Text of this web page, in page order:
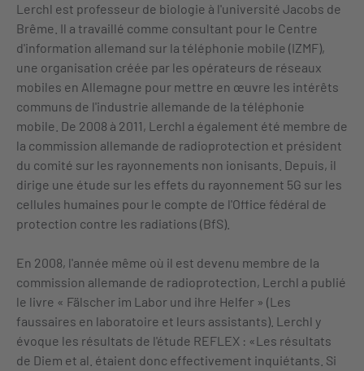
Lerchl est professeur de biologie à l'université Jacobs de
Brême. Il a travaillé comme consultant pour le Centre
d'information allemand sur la téléphonie mobile (IZMF),
une organisation créée par les opérateurs de réseaux
mobiles en Allemagne pour mettre en œuvre les intérêts
communs de l'industrie allemande de la téléphonie
mobile. De 2008 à 2011, Lerchl a également été membre de
la commission allemande de radioprotection et président
du comité sur les rayonnements non ionisants. Depuis, il
dirige une étude sur les effets du rayonnement 5G sur les
cellules humaines pour le compte de l'Office fédéral de
protection contre les radiations (BfS).
En 2008, l'année même où il est devenu membre de la
commission allemande de radioprotection, Lerchl a publié
le livre « Fälscher im Labor und ihre Helfer » (Les
faussaires en laboratoire et leurs assistants). Lerchl y
évoque les résultats de l'étude REFLEX : «Les résultats
de Diem et al. étaient donc effectivement inquiétants. Si